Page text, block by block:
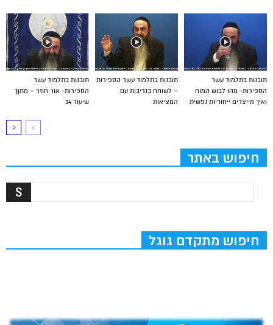
תובנות בתלמוד עשר
הספירות- אור חוזר – מתןך
שיעור 34
תובנות בתלמוד עשר הספירות
– לשוחח בנדיבות עם
המציאות
תובנות בתלמוד עשר
הספירות- מהו לבוש המוח
ואיך מייצרים ייחודיות נפשית
חיפוש באתר
חיפוש מתקדם גוגל